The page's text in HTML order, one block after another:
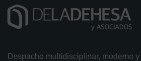
Despacho multidisciplinar, moderno